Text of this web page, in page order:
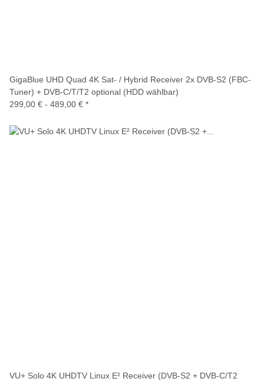
GigaBlue UHD Quad 4K Sat- / Hybrid Receiver 2x DVB-S2 (FBC-
Tuner) + DVB-C/T/T2 optional (HDD wählbar)
299,00 € - 489,00 € *
VU+ Solo 4K UHDTV Linux E² Receiver (DVB-S2 + DVB-C/T2